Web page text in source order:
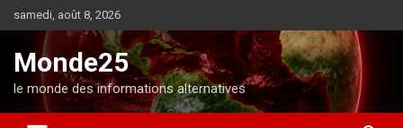
l
samedi, août 8, 2026
Monde25
le monde des informations alternatives